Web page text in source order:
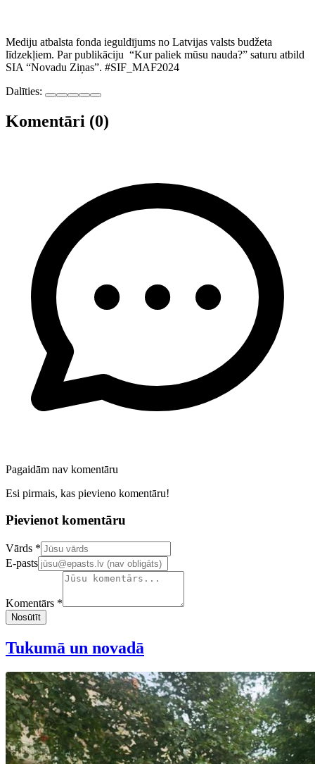
Mediju atbalsta fonda ieguldījums no Latvijas valsts budžeta
līdzekļiem. Par publikāciju “Kur paliek mūsu nauda?” saturu atbild
SIA “Novadu Ziņas”. #SIF_MAF2024
Dalīties:
Komentāri (0)
Pagaidām nav komentāru
Esi pirmais, kas pievieno komentāru!
Pievienot komentāru
Confirm your email address
Vārds *
E-pasts
Komentārs *
Nosūtīt
Tukumā un novadā